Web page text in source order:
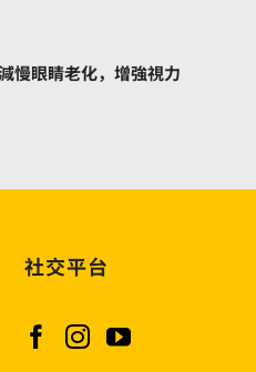
慢眼睛老化，增強視力
社交平台